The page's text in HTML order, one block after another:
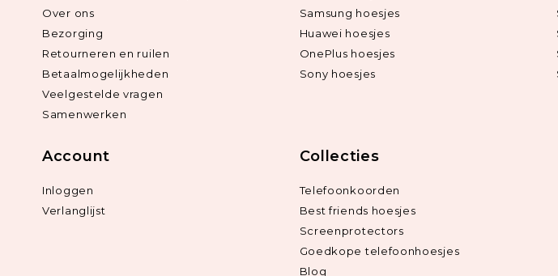
Over ons
Bezorging
Retourneren en ruilen
Betaalmogelijkheden
Veelgestelde vragen
Samenwerken
Samsung hoesjes
Huawei hoesjes
OnePlus hoesjes
Sony hoesjes
Account
Inloggen
Verlanglijst
Collecties
Telefoonkoorden
Best friends hoesjes
Screenprotectors
Goedkope telefoonhoesjes
Blog